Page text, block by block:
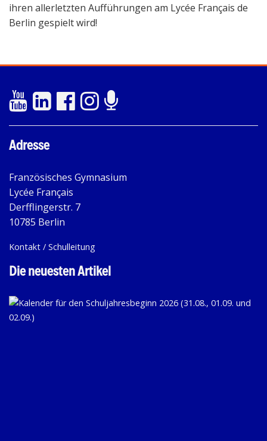
ihren allerletzten Aufführungen am Lycée Français de
Berlin gespielt wird!
Adresse
Französisches Gymnasium
Lycée Français
Derfflingerstr. 7
10785 Berlin
Kontakt / Schulleitung
Die neuesten Artikel